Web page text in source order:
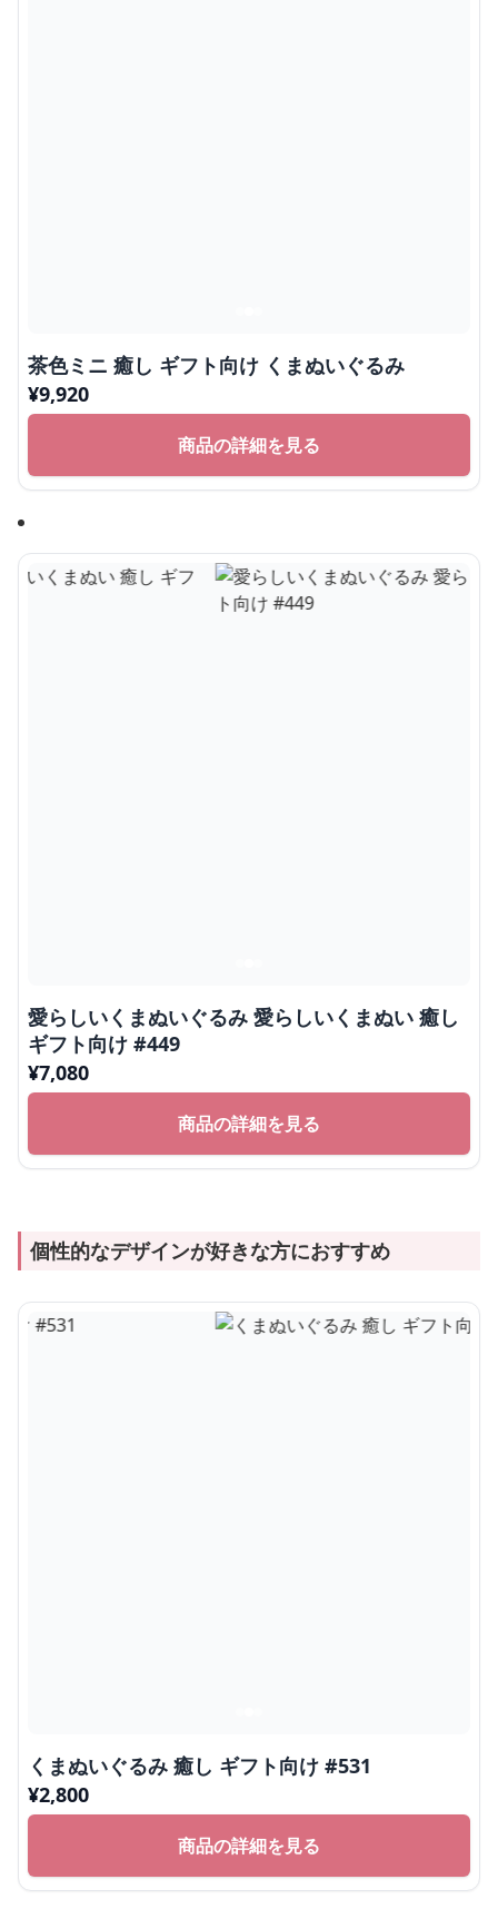
茶色ミニ 癒し ギフト向け くまぬいぐるみ
¥9,920
商品の詳細を見る
愛らしいくまぬいぐるみ 愛らしいくまぬい 癒し
ギフト向け #449
¥7,080
商品の詳細を見る
個性的なデザインが好きな方におすすめ
くまぬいぐるみ 癒し ギフト向け #531
¥2,800
商品の詳細を見る